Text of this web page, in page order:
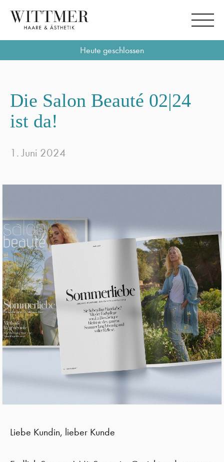
Heute geschlossen
Die Salon Beauté 02|24
ist da!
1. Juni 2024
Liebe Kundin, lieber Kunde